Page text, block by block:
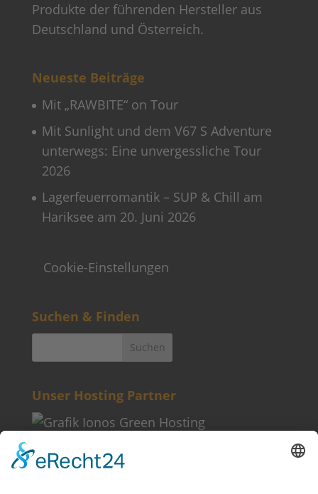
Produkte der führenden Hersteller aus
Deutschland und Österreich.
Neueste Beiträge
Mit „RAWBITE“ on Tour
Mit Sunlight und dem V67 S Adventure
unterwegs: Eine unvergessliche Tour
2026
Lagerfeuerromantik – SUP & Chill am
Hariksee am 20. Juni 2026
Cookie-Einstellungen
Suchen & Finden
Unser Hosting Partner
Weitere Informationen